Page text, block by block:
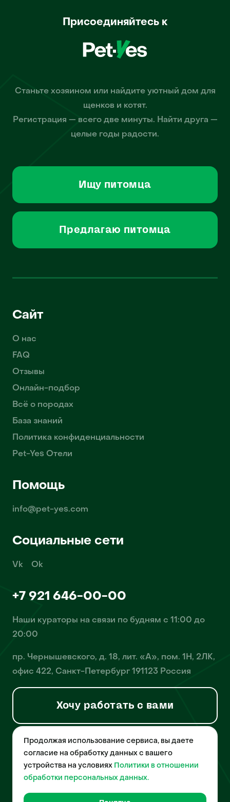
Присоединяйтесь к
Станьте хозяином или найдите уютный дом для
щенков и котят.
Регистрация — всего две минуты. Найти друга —
целые годы радости.
Ищу питомца
Предлагаю питомца
Сайт
О нас
FAQ
Отзывы
Онлайн-подбор
Всё о породах
База знаний
Политика конфиденциальности
Pet-Yes Отели
Помощь
info@pet-yes.com
Социальные сети
Vk Ok
+7 921 646-00-00
Наши кураторы на связи по будням с 11:00 до
20:00
пр. Чернышевского, д. 18, лит. «А», пом. 1Н, 2ЛК,
офис 422, Санкт-Петербург 191123 Россия
Хочу работать с вами
© 2026 Pet-Yes. ООО «Биржа домашних животных «Пет-Ес»
осуществляет деятельность в области информационных
технологий, деятельность по разработке и эксплуатации
собственного программного обеспечения, деятельность
порталов в информационно-коммуникационной сети Интернет и
домашних животных», свидетельство о регистрации
Продолжая использование сервиса, вы даете
согласие на обработку данных с вашего
устройства на условиях Политики в отношении
обработки персональных данных.